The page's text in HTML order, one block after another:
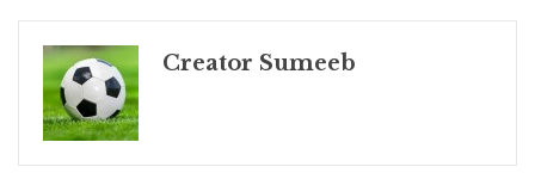
Creator Sumeeb